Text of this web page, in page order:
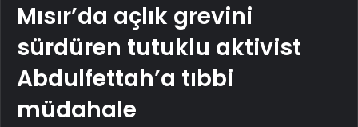
Mısır’da açlık grevini
sürdüren tutuklu aktivist
Abdulfettah’a tıbbi
müdahale